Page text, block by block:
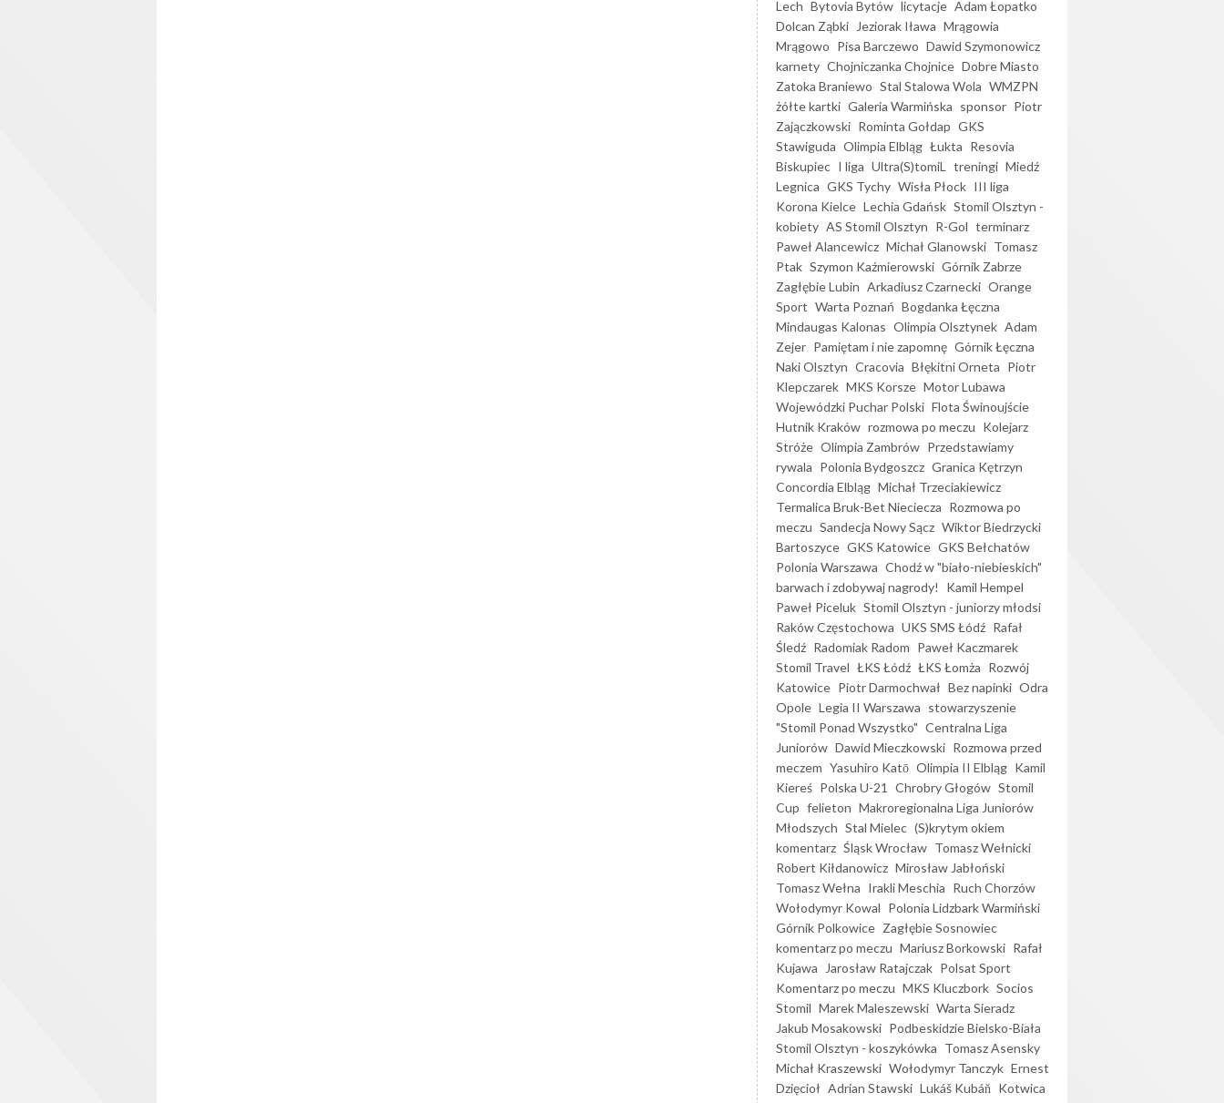
Lech Bytovia Bytów licytacje Adam Łopatko
Dolcan Ząbki
Jeziorak Iława Mrągowia
Mrągowo Pisa Barczewo Dawid Szymonowicz
karnety Chojniczanka Chojnice Dobre Miasto
Zatoka Braniewo Stal Stalowa Wola WMZPN
żółte kartki Galeria Warmińska sponsor Piotr
Zajączkowski Rominta Gołdap GKS
Stawiguda Olimpia Elbląg Łukta Resovia
Biskupiec I liga Ultra(S)tomiL treningi Miedź
Legnica GKS Tychy Wisła Płock III liga
Korona Kielce Lechia Gdańsk Stomil Olsztyn -
kobiety AS Stomil Olsztyn R-Gol terminarz
Paweł Alancewicz Michał Glanowski Tomasz
Ptak Szymon Kaźmierowski Górnik Zabrze
Zagłębie Lubin Arkadiusz Czarnecki Orange
Sport Warta Poznań Bogdanka Łęczna
Mindaugas Kalonas Olimpia Olsztynek Adam
Zejer Pamiętam i nie zapomnę Górnik Łęczna
Naki Olsztyn Cracovia Błękitni Orneta Piotr
Klepczarek MKS Korsze Motor Lubawa
Wojewódzki Puchar Polski Flota Świnoujście
Hutnik Kraków rozmowa po meczu Kolejarz
Stróże Olimpia Zambrów Przedstawiamy
rywala Polonia Bydgoszcz Granica Kętrzyn
Concordia Elbląg Michał Trzeciakiewicz
Termalica Bruk-Bet Nieciecza Rozmowa po
meczu Sandecja Nowy Sącz Wiktor Biedrzycki
Bartoszyce GKS Katowice GKS Bełchatów
Polonia Warszawa Chodź w "biało-niebieskich"
barwach i zdobywaj nagrody!
Kamil Hempel
Paweł Piceluk Stomil Olsztyn - juniorzy młodsi
Raków Częstochowa UKS SMS Łódź Rafał
Śledź Radomiak Radom Paweł Kaczmarek
Stomil Travel ŁKS Łódź ŁKS Łomża Rozwój
Katowice Piotr Darmochwał Bez napinki Odra
Opole Legia II Warszawa stowarzyszenie
"Stomil Ponad Wszystko" Centralna Liga
Juniorów Dawid Mieczkowski Rozmowa przed
meczem Yasuhiro Katō Olimpia II Elbląg Kamil
Kiereś Polska U-21 Chrobry Głogów Stomil
Cup felieton Makroregionalna Liga Juniorów
Młodszych Stal Mielec (S)krytym okiem
komentarz Śląsk Wrocław Tomasz Wełnicki
Robert Kiłdanowicz Mirosław Jabłoński
Tomasz Wełna Irakli Meschia Ruch Chorzów
Wołodymyr Kowal Polonia Lidzbark Warmiński
Górnik Polkowice Zagłębie Sosnowiec
komentarz po meczu Mariusz Borkowski Rafał
Kujawa
Jarosław Ratajczak Polsat Sport
Komentarz po meczu MKS Kluczbork Socios
Stomil Marek Maleszewski Warta Sieradz
Jakub Mosakowski Podbeskidzie Bielsko-Biała
Stomil Olsztyn - koszykówka Tomasz Asensky
Michał Kraszewski Wołodymyr Tanczyk Ernest
Dzięcioł Adrian Stawski Lukáš Kubáň Kotwica